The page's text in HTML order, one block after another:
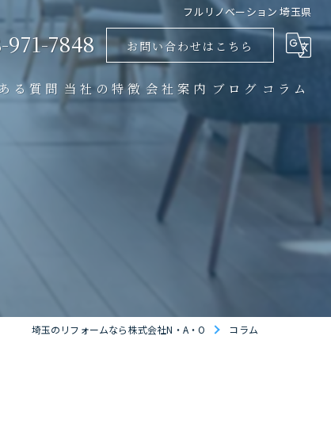
フルリノベーション 埼玉県
971-7848 お問い合わせはこちら
る質問 当社の特徴 会社案内 ブログ コラム
埼玉のリフォームなら株式会社N・A・O コラム